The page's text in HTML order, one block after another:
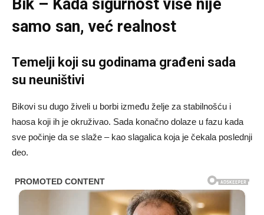
Bik – Kada sigurnost više nije
samo san, već realnost
Temelji koji su godinama građeni sada
su neuništivi
Bikovi su dugo živeli u borbi između želje za stabilnošću i
haosa koji ih je okruživao. Sada konačno dolaze u fazu kada
sve počinje da se slaže – kao slagalica koja je čekala poslednji
deo.